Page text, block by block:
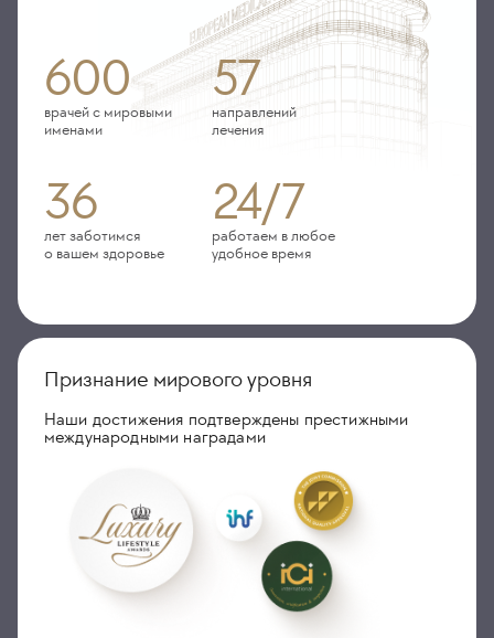
600
врачей с мировыми
именами
57
направлений
лечения
36
лет заботимся
о вашем здоровье
24/7
работаем в любое
удобное время
Признание мирового уровня
Наши достижения подтверждены престижными
международными наградами